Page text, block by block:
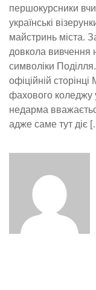
першокурсники
українські
майстринь міста.
довкола вивчення
символіки
офіційній
фахового коледжу
недарма
адже саме тут діє